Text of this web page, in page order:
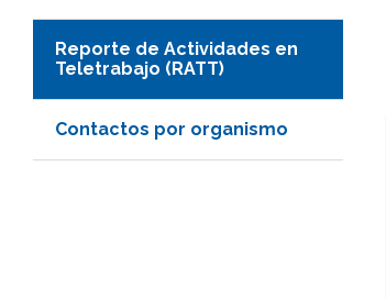
Reporte de Actividades en
Teletrabajo (RATT)
Contactos por organismo